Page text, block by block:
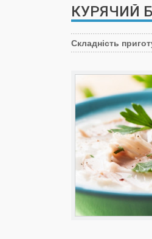
КУРЯЧИЙ
Складність